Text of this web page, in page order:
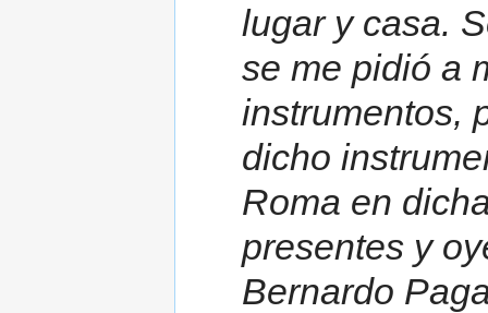
lugar y casa.
se me pidió a
instrumentos,
dicho
Roma en
presentes y
Bernardo